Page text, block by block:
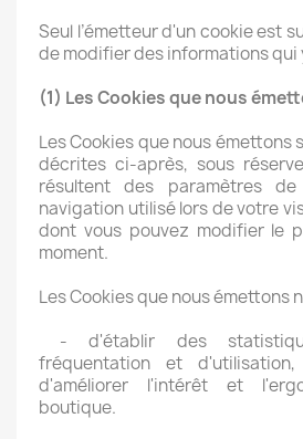
Seul l’émetteur d'un cookie est
de modifier des informations qui
(1) Les Cookies que nous
Les Cookies que nous émettons
décrites ci-après, sous
résultent des paramètres
navigation utilisé lors de votre
dont vous pouvez modifier le
moment.
Les Cookies que nous émettons
- d'établir des
fréquentation et
d'améliorer l'intérêt et
boutique.